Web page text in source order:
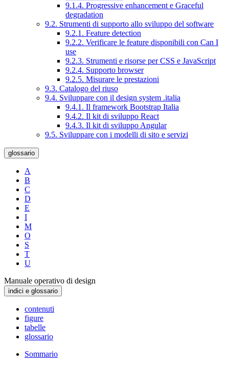
9.1.4. Progressive enhancement e Graceful
degradation
9.2. Strumenti di supporto allo sviluppo del software
9.2.1. Feature detection
9.2.2. Verificare le feature disponibili con Can I
use
9.2.3. Strumenti e risorse per CSS e JavaScript
9.2.4. Supporto browser
9.2.5. Misurare le prestazioni
9.3. Catalogo del riuso
9.4. Sviluppare con il design system .italia
9.4.1. Il framework Bootstrap Italia
9.4.2. Il kit di sviluppo React
9.4.3. Il kit di sviluppo Angular
9.5. Sviluppare con i modelli di sito e servizi
glossario
A
B
C
D
E
I
M
O
S
T
U
Manuale operativo di design
indici e glossario
contenuti
figure
tabelle
glossario
Sommario